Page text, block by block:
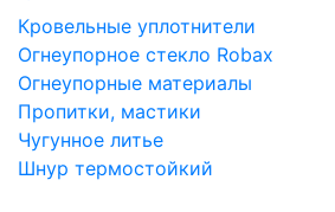
Кровельные уплотнители
Огнеупорное стекло Robax
Огнеупорные материалы
Пропитки, мастики
Чугунное литье
Шнур термостойкий